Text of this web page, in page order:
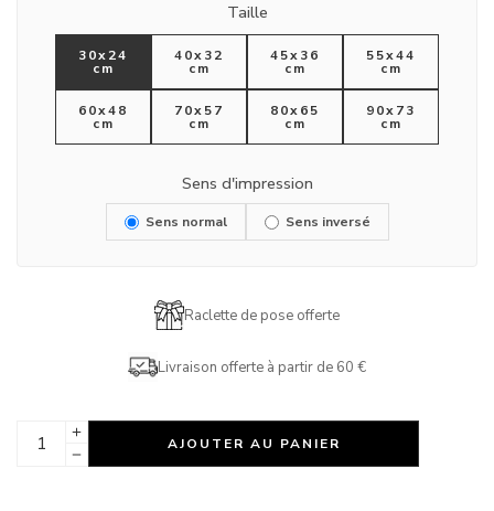
Taille
30x24
cm
40x32
cm
45x36
cm
55x44
cm
60x48
cm
70x57
cm
80x65
cm
90x73
cm
Sens d'impression
Sens normal Sens inversé
Raclette de pose offerte
Livraison offerte à partir de 60 €
AJOUTER AU PANIER